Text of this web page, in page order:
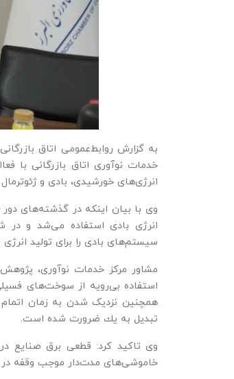
به گزارش روابط‌عمومی اتاق
خدمات نوآوری اتاق بازرگانی با
انرژی‌های خورشیدی، بادی و
وی با بیان اینکه در گذشته‌های دور
انرژی بادی استفاده می‌شد و در
سیستم‌های بادی را برای تولید
مشاور مرکز خدمات نوآوری،
استفاده بی‌رويه از سوخت‌های
همچنين نزديک شدن به زمان
تبديل به يك ضرورت شده است.
وی تاکید کرد: قطعی برق صنایع
خاموشی‌های مدت‌دار موجب وقفه در